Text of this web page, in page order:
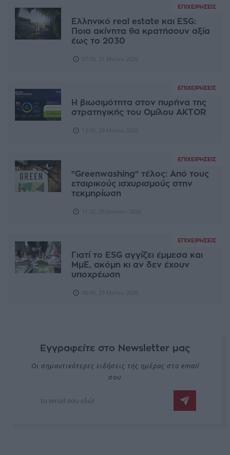
ΕΠΙΧΕΙΡΉΣΕΙΣ
Ελληνικό real estate και ESG:
Ποια ακίνητα θα κρατήσουν αξία
έως το 2030
ΕΠΙΧΕΙΡΉΣΕΙΣ
Η βιωσιμότητα στον πυρήνα της
στρατηγικής του Ομίλου AKTOR
ΕΠΙΧΕΙΡΉΣΕΙΣ
"Greenwashing" τέλος: Από τους
εταιρικούς ισχυρισμούς στην
τεκμηρίωση
ΕΠΙΧΕΙΡΉΣΕΙΣ
Γιατί το ESG αγγίζει έμμεσα και
ΜμΕ, ακόμη κι αν δεν έχουν
υποχρέωση
Εγγραφείτε στο Newsletter μας
Οι σημαντικότερες ειδήσεις της ημέρας στο email
σου